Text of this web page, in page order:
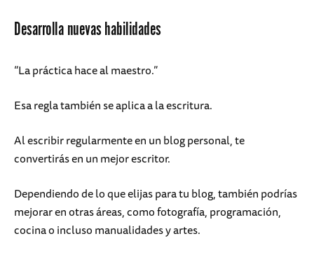
Desarrolla nuevas habilidades
“La práctica hace al maestro.”
Esa regla también se aplica a la escritura.
Al escribir regularmente en un blog personal, te
convertirás en un mejor escritor.
Dependiendo de lo que elijas para tu blog, también podrías
mejorar en otras áreas, como fotografía, programación,
cocina o incluso manualidades y artes.